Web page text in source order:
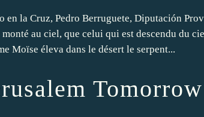
en la Cruz, Pedro Berruguete, Diputación
monté au ciel, que celui qui est descendu du
Moïse éleva dans le désert le serpent...
Tomorrow